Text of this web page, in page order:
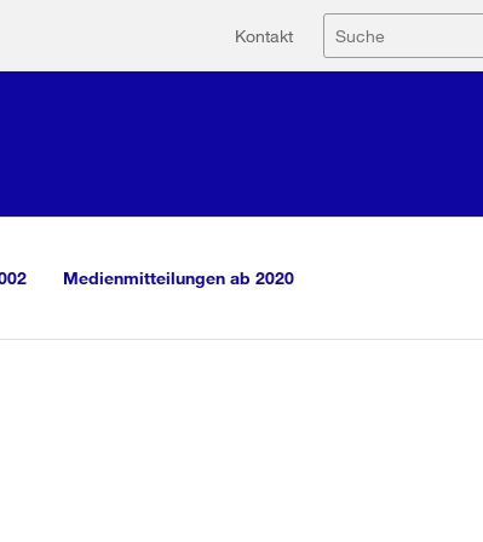
Hilfsnavigation
Kontakt Suche
Medienmitteilungen ab 2020